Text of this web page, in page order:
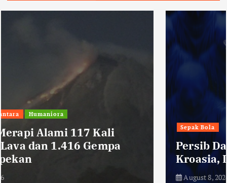
Sepak Bola
Persib Datangkan Bek Tengah Asal
Kroasia, Danijel Loncar